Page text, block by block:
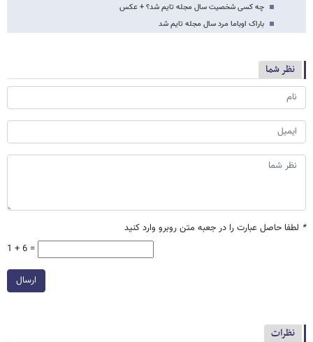
چه کسی شخصیت سال مجله تایم شد؟ + عکس
باراک اوباما مرد سال مجله تایم شد
نظر شما
* لطفا حاصل عبارت را در جعبه متن روبرو وارد کنید
1 + 6 =
ارسال
نظرات